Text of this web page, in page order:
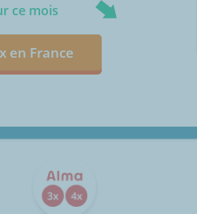
ce mois
en France